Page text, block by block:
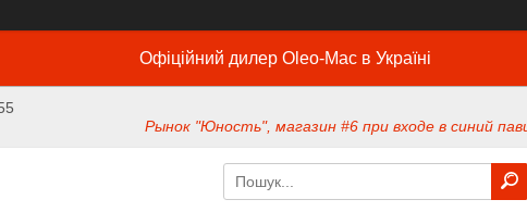
Офіційний дилер Oleo-Mac в Україні
Рынок "Юность", магазин #6 при входе в синий